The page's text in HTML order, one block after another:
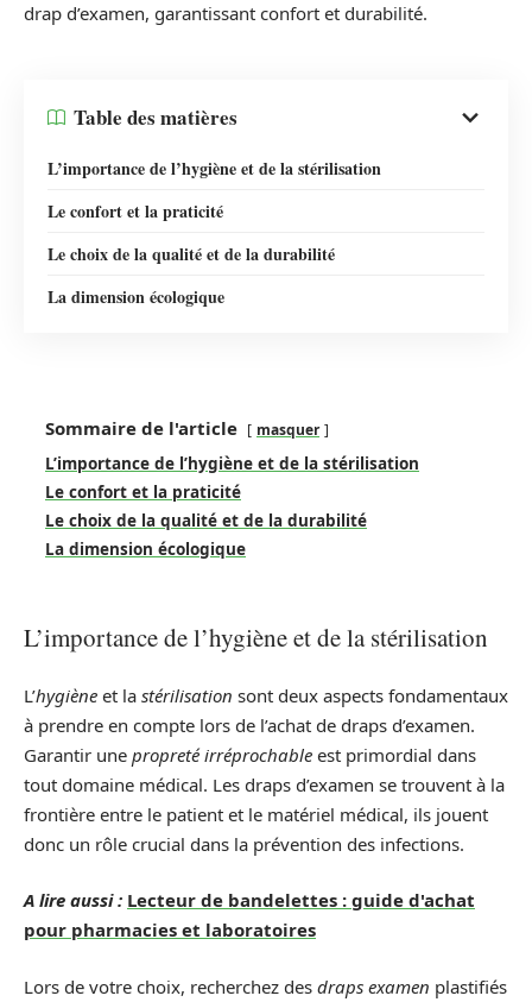
drap d’examen, garantissant confort et durabilité.
Table des matières
L’importance de l’hygiène et de la stérilisation
Le confort et la praticité
Le choix de la qualité et de la durabilité
La dimension écologique
Sommaire de l'article masquer
L’importance de l’hygiène et de la stérilisation
Le confort et la praticité
Le choix de la qualité et de la durabilité
La dimension écologique
L’importance de l’hygiène et de la stérilisation
L’hygiène et la stérilisation sont deux aspects fondamentaux
à prendre en compte lors de l’achat de draps d’examen.
Garantir une propreté irréprochable est primordial dans
tout domaine médical. Les draps d’examen se trouvent à la
frontière entre le patient et le matériel médical, ils jouent
donc un rôle crucial dans la prévention des infections.
A lire aussi : Lecteur de bandelettes : guide d'achat
pour pharmacies et laboratoires
Lors de votre choix, recherchez des draps examen plastifiés